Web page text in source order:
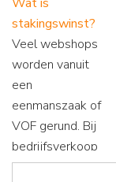
overnamemarkt.
Lees alle ins &
outs in het
nieuwe
marktrapport!
stakingswinst?
Veel webshops
worden vanuit
een
eenmanszaak of
VOF gerund. Bij
bedrijfsverkoop
kunt u te maken